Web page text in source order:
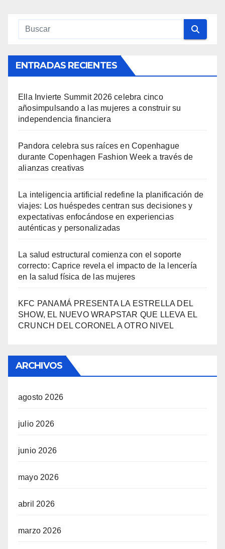
ENTRADAS RECIENTES
Ella Invierte Summit 2026 celebra cinco
añosimpulsando a las mujeres a construir su
independencia financiera
Pandora celebra sus raíces en Copenhague
durante Copenhagen Fashion Week a través de
alianzas creativas
La inteligencia artificial redefine la planificación de
viajes: Los huéspedes centran sus decisiones y
expectativas enfocándose en experiencias
auténticas y personalizadas
La salud estructural comienza con el soporte
correcto: Caprice revela el impacto de la lencería
en la salud física de las mujeres
KFC PANAMÁ PRESENTA LA ESTRELLA DEL
SHOW, EL NUEVO WRAPSTAR QUE LLEVA EL
CRUNCH DEL CORONEL A OTRO NIVEL
ARCHIVOS
agosto 2026
julio 2026
junio 2026
mayo 2026
abril 2026
marzo 2026